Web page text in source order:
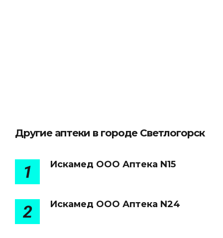
Другие аптеки в городе Светлогорск
1 Искамед ООО Аптека N15
2 Искамед ООО Аптека N24